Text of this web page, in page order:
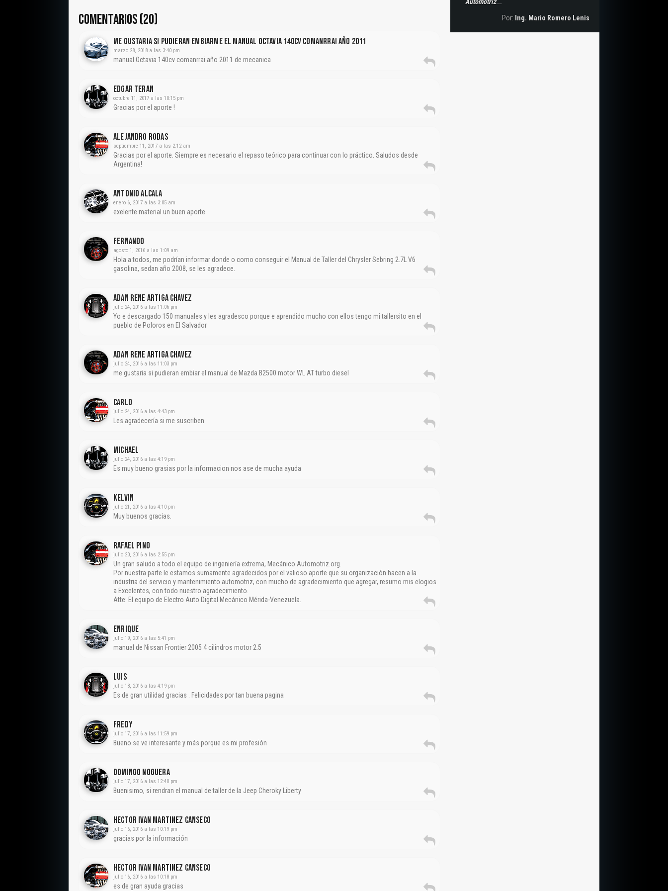
COMENTARIOS (20)
Me Gustaria Si Pudieran Embiarme El Manual Octavia 140cv Comanrrai Año 2011
marzo 28, 2018 a las 3:40 pm
manual Octavia 140cv comanrrai año 2011 de mecanica
EDGAR TERAN
octubre 11, 2017 a las 10:15 pm
Gracias por el aporte !
Alejandro Rodas
septiembre 11, 2017 a las 2:12 am
Gracias por el aporte. Siempre es necesario el repaso teórico para continuar con lo práctico. Saludos desde
Argentina!
Antonio Alcala
enero 6, 2017 a las 3:05 am
exelente material un buen aporte
Fernando
agosto 1, 2016 a las 1:09 am
Hola a todos, me podrían informar donde o como conseguir el Manual de Taller del Chrysler Sebring 2.7L V6
gasolina, sedan año 2008, se les agradece.
Adan Rene Artiga Chavez
julio 24, 2016 a las 11:06 pm
Yo e descargado 150 manuales y les agradesco porque e aprendido mucho con ellos tengo mi tallersito en el
pueblo de Poloros en El Salvador
Adan Rene Artiga Chavez
julio 24, 2016 a las 11:03 pm
me gustaria si pudieran embiar el manual de Mazda B2500 motor WL AT turbo diesel
Carlo
julio 24, 2016 a las 4:43 pm
Les agradecería si me suscriben
Michael
julio 24, 2016 a las 4:19 pm
Es muy bueno grasias por la informacion nos ase de mucha ayuda
Kelvin
julio 21, 2016 a las 4:10 pm
Muy buenos gracias.
Rafael Pino
julio 20, 2016 a las 2:55 pm
Un gran saludo a todo el equipo de ingeniería extrema, Mecánico Automotriz.org.
Por nuestra parte le estamos sumamente agradecidos por el valioso aporte que su organización hacen a la
industria del servicio y mantenimiento automotriz, con mucho de agradecimiento que agregar, resumo mis elogios
a Excelentes, con todo nuestro agradecimiento.
Atte: El equipo de Electro Auto Digital Mecánico Mérida-Venezuela.
Enrique
julio 19, 2016 a las 5:41 pm
manual de Nissan Frontier 2005 4 cilindros motor 2.5
Luis
julio 18, 2016 a las 4:19 pm
Es de gran utilidad gracias . Felicidades por tan buena pagina
Fredy
julio 17, 2016 a las 11:59 pm
Bueno se ve interesante y más porque es mi profesión
Domingo Noguera
julio 17, 2016 a las 12:40 pm
Buenisimo, si rendran el manual de taller de la Jeep Cheroky Liberty
Hector Ivan Martinez Canseco
julio 16, 2016 a las 10:19 pm
gracias por la información
Hector Ivan Martinez Canseco
julio 16, 2016 a las 10:18 pm
es de gran ayuda gracias
Por: Ing. Mario Romero Lenis